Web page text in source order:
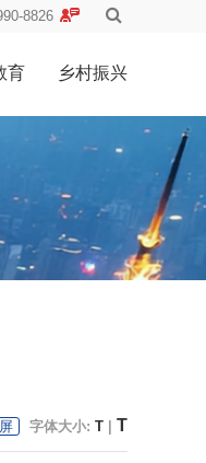
8826
育 乡村振兴
字体大小: T T